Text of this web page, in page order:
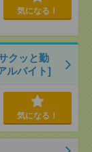
気になる！
クッと勤
ルバイト]
気になる！